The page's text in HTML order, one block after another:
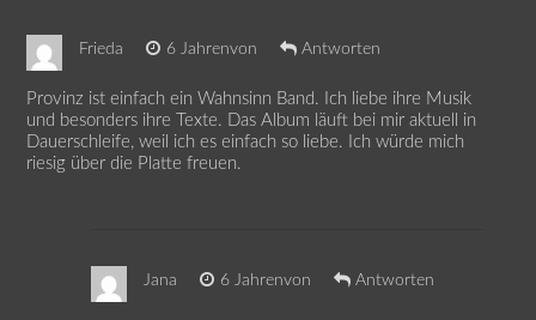
Frieda 6 Jahrenvon Antworten
Provinz ist einfach ein Wahnsinn Band. Ich liebe ihre Musik
und besonders ihre Texte. Das Album läuft bei mir aktuell in
Dauerschleife, weil ich es einfach so liebe. Ich würde mich
riesig über die Platte freuen.
Jana 6 Jahrenvon Antworten